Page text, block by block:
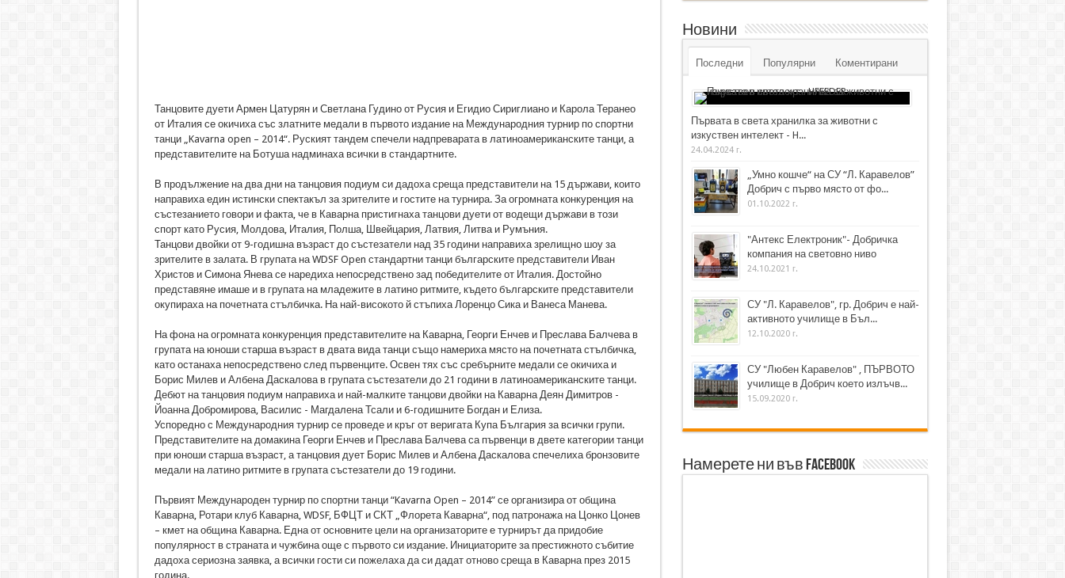
Танцовите дуети Армен Цатурян и Светлана Гудино от Русия и Егидио Сириглиано и Карола Теранео
от Италия се окичиха със златните медали в първото издание на Международния турнир по спортни
танци „Kavarna open – 2014“. Руският тандем спечели надпреварата в латиноамериканските танци, а
представителите на Ботуша надминаха всички в стандартните.
В продължение на два дни на танцовия подиум си дадоха среща представители на 15 държави, които
направиха един истински спектакъл за зрителите и гостите на турнира. За огромната конкуренция на
състезанието говори и факта, че в Каварна пристигнаха танцови дуети от водещи държави в този
спорт като Русия, Молдова, Италия, Полша, Швейцария, Латвия, Литва и Румъния.
Танцови двойки от 9-годишна възраст до състезатели над 35 години направиха зрелищно шоу за
зрителите в залата. В групата на WDSF Open стандартни танци българските представители Иван
Христов и Симона Янева се наредиха непосредствено зад победителите от Италия. Достойно
представяне имаше и в групата на младежите в латино ритмите, където българските представители
окупираха на почетната стълбичка. На най-високото й стъпиха Лоренцо Сика и Ванеса Манева.
На фона на огромната конкуренция представителите на Каварна, Георги Енчев и Преслава Балчева в
групата на юноши старша възраст в двата вида танци също намериха място на почетната стълбичка,
като останаха непосредствено след първенците. Освен тях със сребърните медали се окичиха и
Борис Милев и Албена Даскалова в групата състезатели до 21 години в латиноамериканските танци.
Дебют на танцовия подиум направиха и най-малките танцови двойки на Каварна Деян Димитров -
Йоанна Добромирова, Василис - Магдалена Тсали и 6-годишните Богдан и Елиза.
Успоредно с Международния турнир се проведе и кръг от веригата Купа България за всички групи.
Представителите на домакина Георги Енчев и Преслава Балчева са първенци в двете категории танци
при юноши старша възраст, а танцовия дует Борис Милев и Албена Даскалова спечелиха бронзовите
медали на латино ритмите в групата състезатели до 19 години.
Първият Международен турнир по спортни танци “Kavarna Open – 2014” се организира от община
Каварна, Ротари клуб Каварна, WDSF, БФЦТ и СКТ „Флорета Каварна“, под патронажа на Цонко Цонев
– кмет на община Каварна. Една от основните цели на организаторите е турнирът да придобие
популярност в страната и чужбина още с първото си издание. Инициаторите за престижното събитие
дадоха сериозна заявка, а всички гости си пожелаха да си дадат отново среща в Каварна през 2015
година.
Новини
Последни Популярни Коментирани
Първата в света хранилка за животни с
изкуствен интелект - H...
24.04.2024 г.
„Умно кошче“ на СУ “Л. Каравелов”
Добрич с първо място от фо...
01.10.2022 г.
"Антекс Електроник"- Добричка
компания на световно ниво
24.10.2021 г.
СУ "Л. Каравелов", гр. Добрич е най-
активното училище в Бъл...
12.10.2020 г.
СУ "Любен Каравелов" , ПЪРВОТО
училище в Добрич което излъчв...
15.09.2020 г.
Намерете ни във Facebook